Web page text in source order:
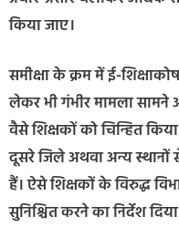
किया जाए।
समीक्षा के क्रम में ई-
लेकर भी गंभीर मामला सामने
वैसे शिक्षकों को चिन्हित
दूसरे जिले अथवा अन्य स्थानों
हैं। ऐसे शिक्षकों के विरुद्ध
सुनिश्चित करने का निर्देश